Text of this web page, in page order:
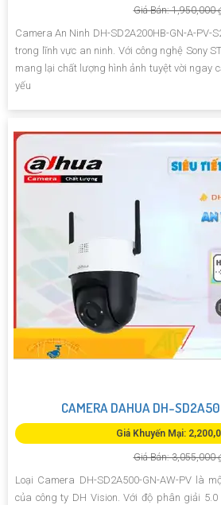
Giá Bán: 1,950,000
Camera An Ninh DH-SD2A200HB-GN-A-PV-
trong lĩnh vực an ninh. Với công nghệ Sony
mang lại chất lượng hình ảnh tuyệt vời ngay
yếu
CAMERA DAHUA DH-
Giá Khuyến Mại:
Giá Bán: 3,055,000
Loại Camera DH-SD2A500-GN-AW-PV là
của công ty DH Vision. Với độ phân giải